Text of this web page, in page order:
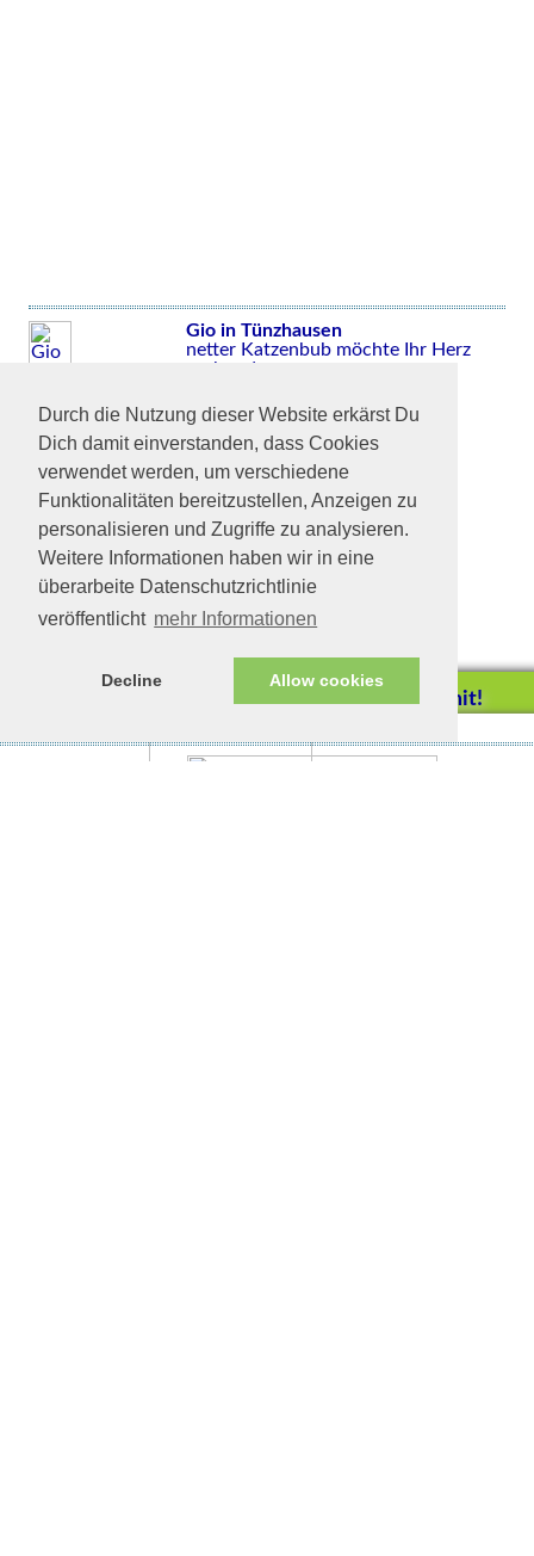
Durch die Nutzung dieser Website erkärst Du
Dich damit einverstanden, dass Cookies
verwendet werden, um verschiedene
Funktionalitäten bereitzustellen, Anzeigen zu
personalisieren und Zugriffe zu analysieren.
Weitere Informationen haben wir in eine
überarbeite Datenschutzrichtlinie
veröffentlicht mehr Informationen
Decline Allow cookies
Gio in Tünzhausen
netter Katzenbub möchte Ihr Herz
erobern!
Helfen Sie mit!
einen Einkauf bei